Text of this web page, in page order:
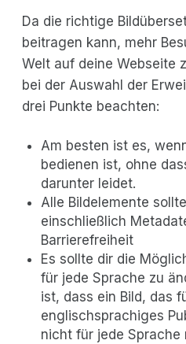
Da die richtige
beitragen kann, mehr
Welt auf deine Webseite
bei der Auswahl der
drei Punkte beachten:
Am besten ist es,
bedienen ist, ohne
darunter leidet.
Alle Bildelemente
einschließlich
Barrierefreiheit
Es sollte dir die
für jede Sprache zu
ist, dass ein Bild, das
englischsprachiges
nicht für jede Sprache